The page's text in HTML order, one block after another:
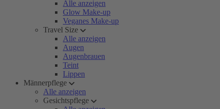
Alle anzeigen
Glow Make-up
Veganes Make-up
Travel Size
Alle anzeigen
Augen
Augenbrauen
Teint
Lippen
Männerpflege
Alle anzeigen
Gesichtspflege